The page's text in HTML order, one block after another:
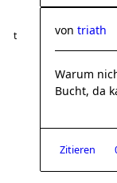
von triath
Warum
Bucht, da
Zitieren